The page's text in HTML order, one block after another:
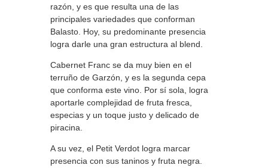
razón, y es que resulta una de las
principales variedades que conforman
Balasto. Hoy, su predominante presencia
logra darle una gran estructura al blend.
Cabernet Franc se da muy bien en el
terruño de Garzón, y es la segunda cepa
que conforma este vino. Por sí sola, logra
aportarle complejidad de fruta fresca,
especias y un toque justo y delicado de
piracina.
A su vez, el Petit Verdot logra marcar
presencia con sus taninos y fruta negra.